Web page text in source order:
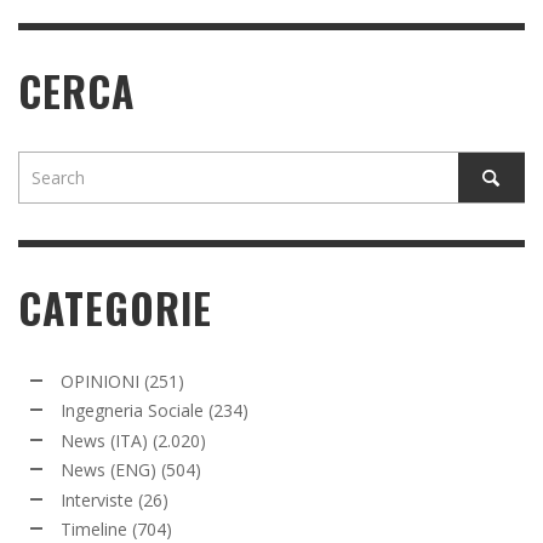
CERCA
CATEGORIE
OPINIONI (251)
Ingegneria Sociale (234)
News (ITA) (2.020)
News (ENG) (504)
Interviste (26)
Timeline (704)